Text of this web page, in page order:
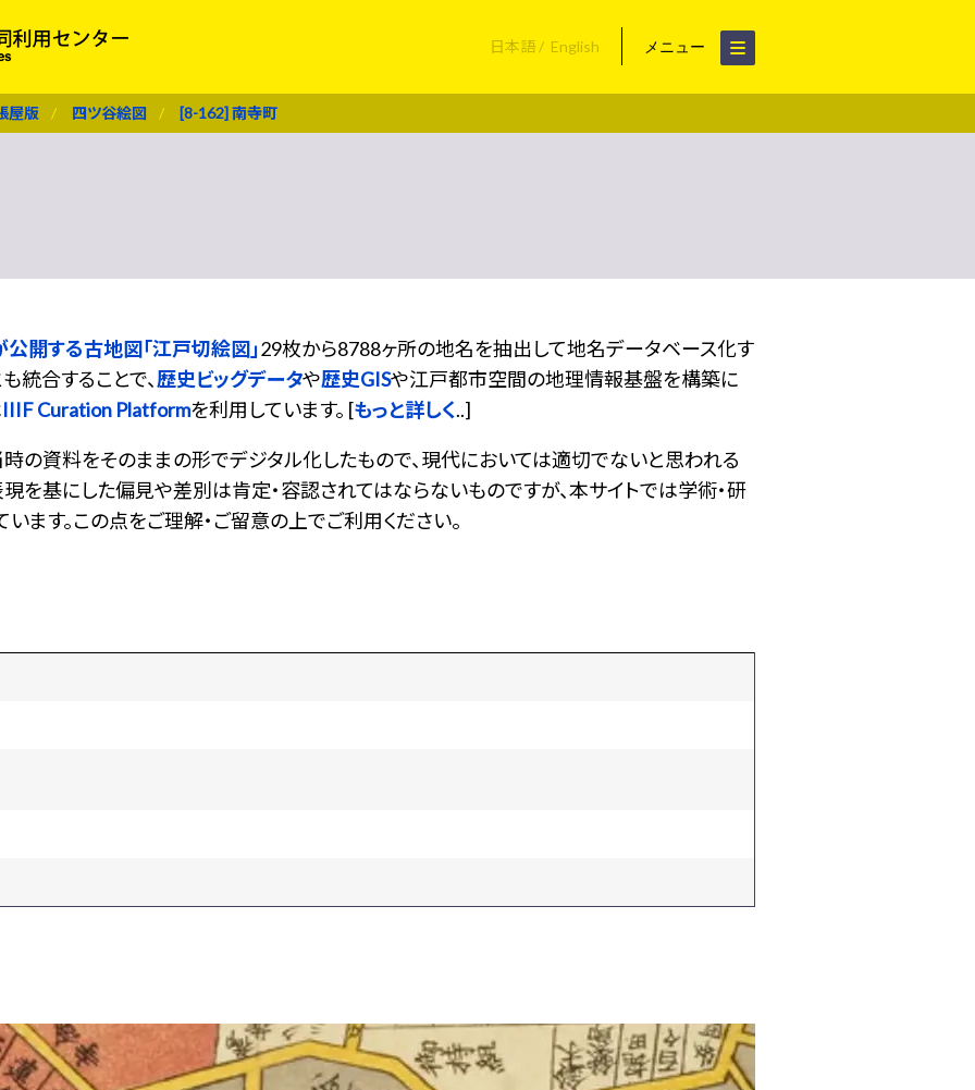
日本語 English メニュー
屋版 四ツ谷絵図 [8-162] 南寺町
開する古地図「江戸切絵図」29枚から8788ヶ所の地名を抽出して地名データベース化す
統合することで、歴史ビッグデータや歴史GISや江戸都市空間の地理情報基盤を構築に
IIIF Curation Platformを利用しています。 [もっと詳しく..]
の資料をそのままの形でデジタル化したもので、現代においては適切でないと思われる
を基にした偏見や差別は肯定・容認されてはならないものですが、本サイトでは学術・研
ます。この点をご理解・ご留意の上でご利用ください。